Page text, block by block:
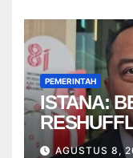
PEMERINTAH
ISTANA:
AGUSTUS
AGUSTUS 8,